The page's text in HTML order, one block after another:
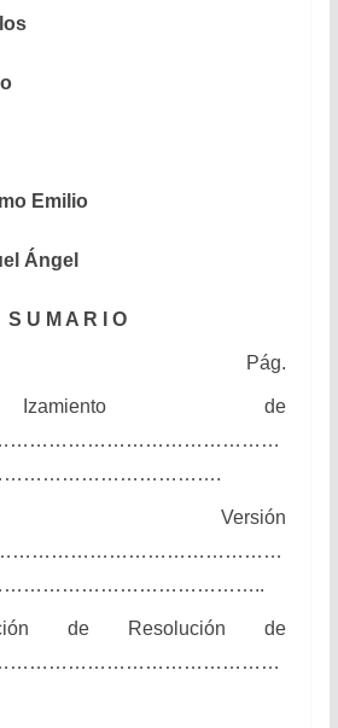
Emilio
Ángel
S U M A R I O
Pág.
de
de Resolución de